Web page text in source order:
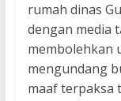
rumah dinas
dengan media
membolehkan
mengundang
maaf terpaksa